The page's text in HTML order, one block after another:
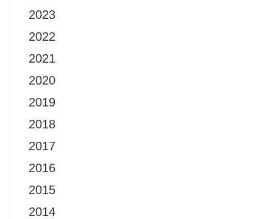
2023
2022
2021
2020
2019
2018
2017
2016
2015
2014